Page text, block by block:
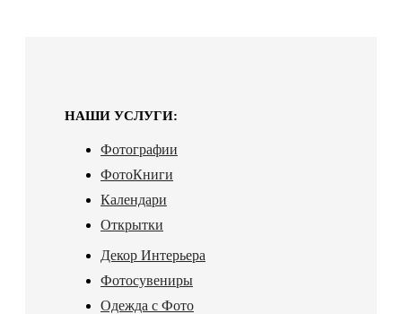
НАШИ УСЛУГИ:
Фотографии
ФотоКниги
Календари
Открытки
Декор Интерьера
Фотосувениры
Одежда с Фото